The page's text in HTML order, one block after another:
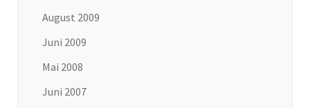
August 2009
Juni 2009
Mai 2008
Juni 2007